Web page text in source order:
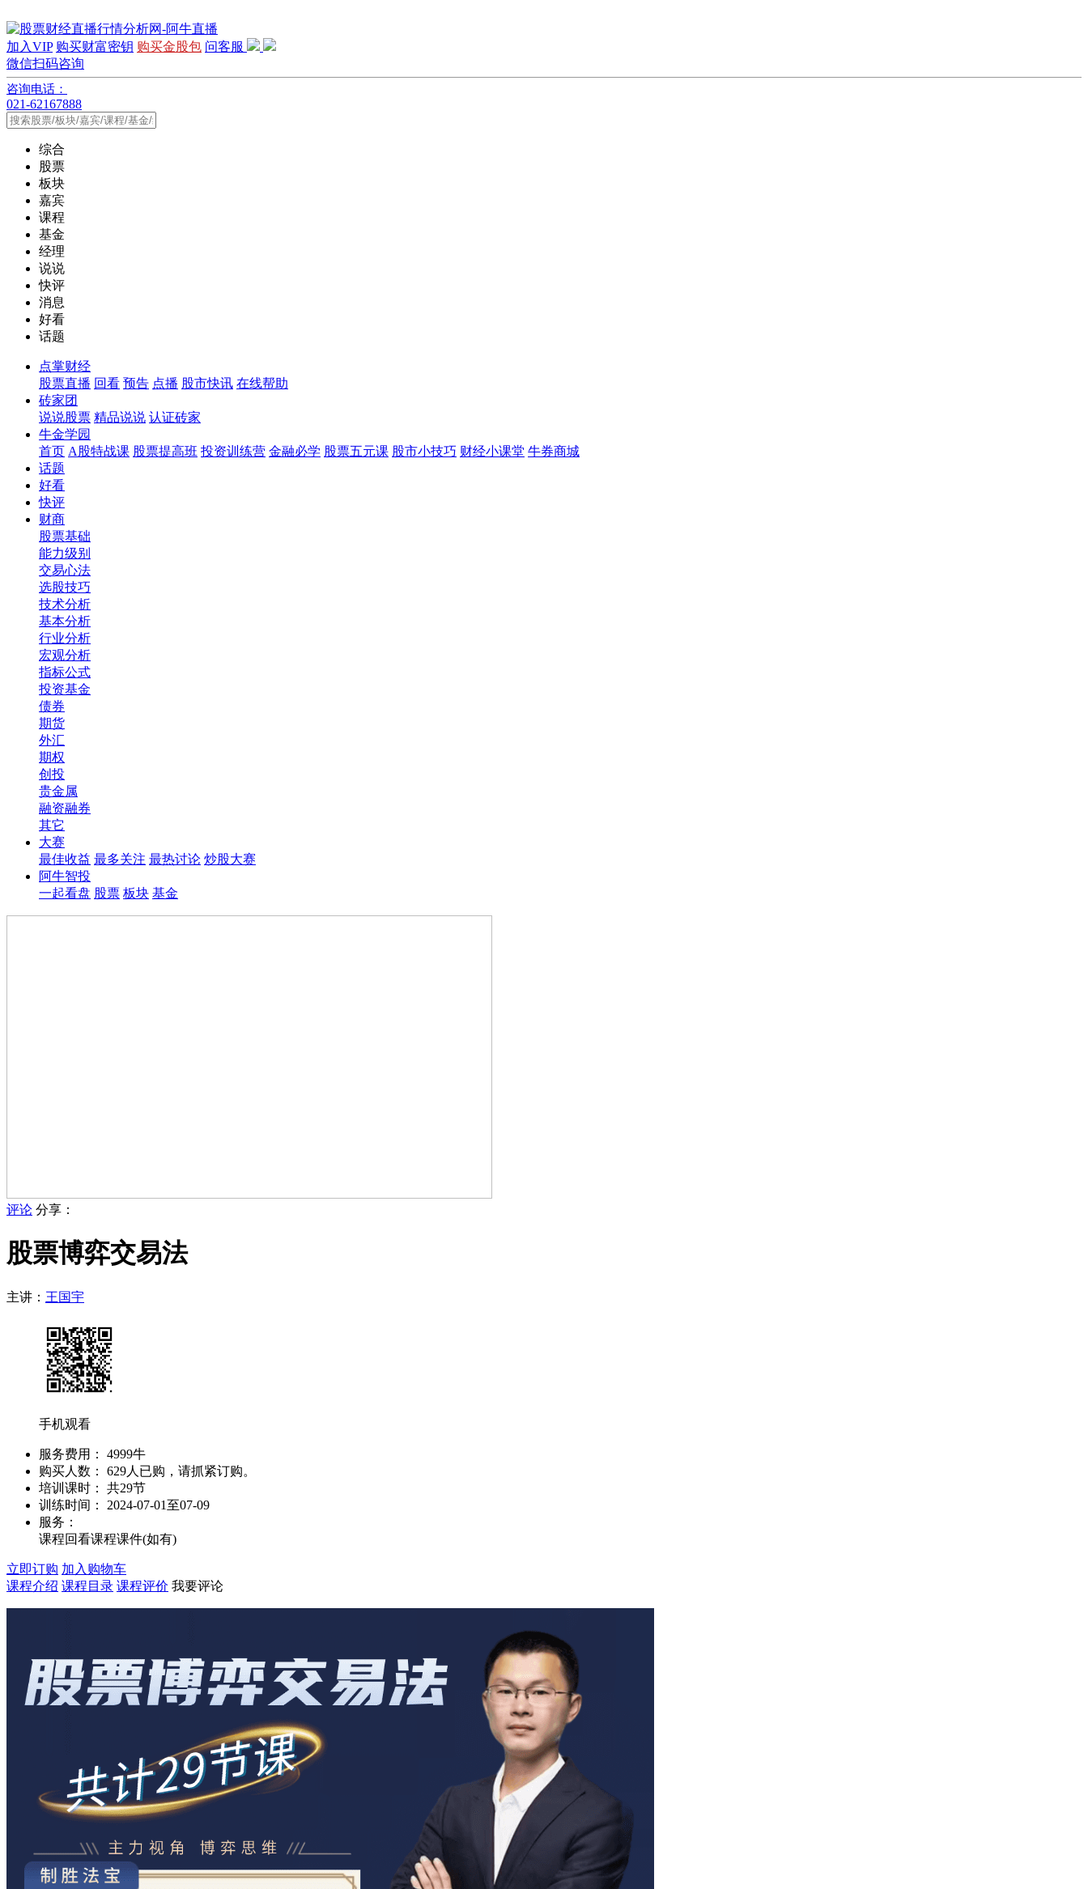
加入VIP 购买财富密钥 购买金股包 问客服
微信扫码咨询
咨询电话：
021-62167888
综合
股票
板块
嘉宾
课程
基金
经理
说说
快评
消息
好看
话题
点掌财经
股票直播 回看 预告 点播 股市快讯 在线帮助
砖家团
说说股票 精品说说 认证砖家
牛金学园
首页 A股特战课 股票提高班 投资训练营 金融必学 股票五元课 股市小技巧 财经小课堂 牛券商城
话题
好看
快评
财商
股票基础
能力级别
交易心法
选股技巧
技术分析
基本分析
行业分析
宏观分析
指标公式
投资基金
债券
期货
外汇
期权
创投
贵金属
融资融券
其它
大赛
最佳收益 最多关注 最热讨论 炒股大赛
阿牛智投
一起看盘 股票 板块 基金
评论 分享：
股票博弈交易法
主讲： 王国宇
手机观看
服务费用：
4999牛
购买人数：
629人已购，请抓紧订购。
培训课时：
共29节
训练时间：
2024-07-01至07-09
服务 ：
课程回看课程课件(如有)
立即订购 加入购物车
课程介绍 课程目录 课程评价 我要评论